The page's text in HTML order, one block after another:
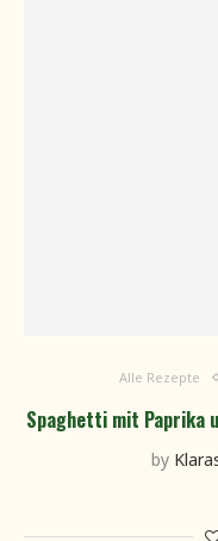
Alle Rezepte
Spaghetti mit Paprika
by